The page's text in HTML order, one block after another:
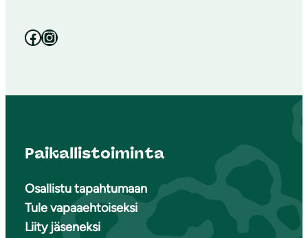
Facebook Instagram
Paikallistoiminta
Osallistu tapahtumaan
Tule vapaaehtoiseksi
Liity jäseneksi